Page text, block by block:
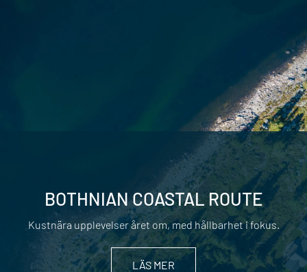
BOTHNIAN COASTAL ROUTE
Kustnära upplevelser året om, med hållbarhet i fokus.
LÄS MER